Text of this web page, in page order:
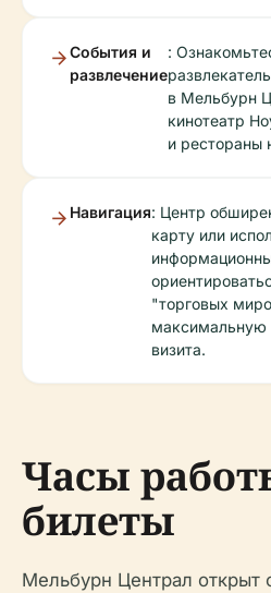
События и
развлечение
:
в Мельбурн
кинотеатр
и рестораны
Навигация: Центр
карту или
"торговых
максимальную
визита.
Часы
билеты
Мельбурн Централ открыт